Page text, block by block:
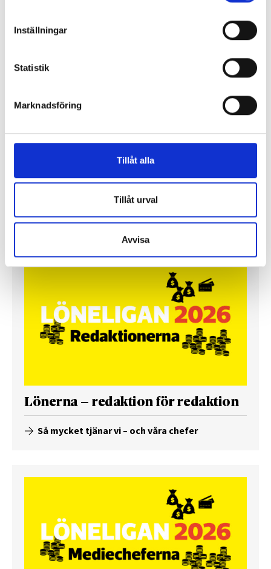
Inställningar
Statistik
Marknadsföring
Tillåt alla
Tillåt urval
Avvisa
PROFIL
”Jag vill att Mellanöstern ska
Gilda Hamidi-Nia
Fler profiler
Lönerna – redaktion för redaktion
Så mycket tjänar vi – och våra chefer